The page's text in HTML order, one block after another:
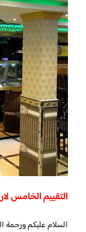
التقييم الخامس
السلام عليكم ورحمة